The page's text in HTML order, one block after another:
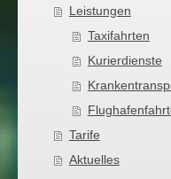
Leistungen
Taxifahrten
Kurierdienste
Tarife
Aktuelles